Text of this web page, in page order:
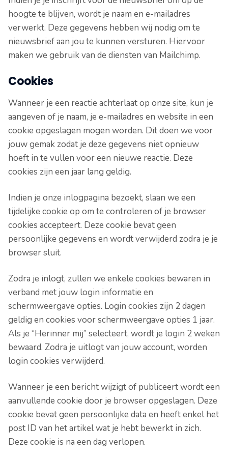
hoogte te blijven, wordt je naam en e-mailadres
verwerkt. Deze gegevens hebben wij nodig om te
nieuwsbrief aan jou te kunnen versturen. Hiervoor
maken we gebruik van de diensten van Mailchimp.
Cookies
Wanneer je een reactie achterlaat op onze site, kun je
aangeven of je naam, je e-mailadres en website in een
cookie opgeslagen mogen worden. Dit doen we voor
jouw gemak zodat je deze gegevens niet opnieuw
hoeft in te vullen voor een nieuwe reactie. Deze
cookies zijn een jaar lang geldig.
Indien je onze inlogpagina bezoekt, slaan we een
tijdelijke cookie op om te controleren of je browser
cookies accepteert. Deze cookie bevat geen
persoonlijke gegevens en wordt verwijderd zodra je je
browser sluit.
Zodra je inlogt, zullen we enkele cookies bewaren in
verband met jouw login informatie en
schermweergave opties. Login cookies zijn 2 dagen
geldig en cookies voor schermweergave opties 1 jaar.
Als je “Herinner mij” selecteert, wordt je login 2 weken
bewaard. Zodra je uitlogt van jouw account, worden
login cookies verwijderd.
Wanneer je een bericht wijzigt of publiceert wordt een
aanvullende cookie door je browser opgeslagen. Deze
cookie bevat geen persoonlijke data en heeft enkel het
post ID van het artikel wat je hebt bewerkt in zich.
Deze cookie is na een dag verlopen.